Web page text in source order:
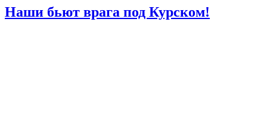
Горловки»
Наши бьют врага под Курском!